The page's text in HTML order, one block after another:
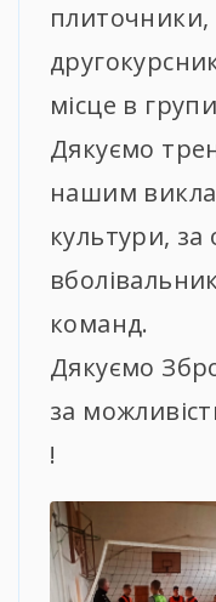
плиточники,
місце в
Дякуємо
нашим
культури, за
команд.
Дякуємо
за
!